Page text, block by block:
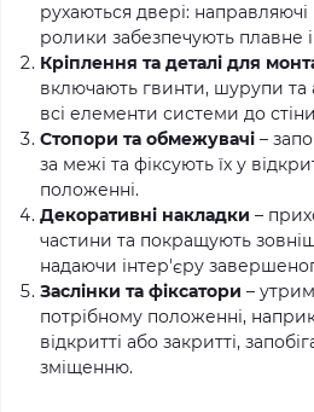
рухаються двері: направляючі
ролики забезпечують плавне
Кріплення та деталі для
включають гвинти, шурупи та
всі елементи системи до
Стопори та обмежувачі –
за межі та фіксують їх у
положенні.
Декоративні накладки –
частини та покращують
надаючи інтер'єру
Заслінки та фіксатори –
потрібному положенні,
відкритті або закритті,
зміщенню.